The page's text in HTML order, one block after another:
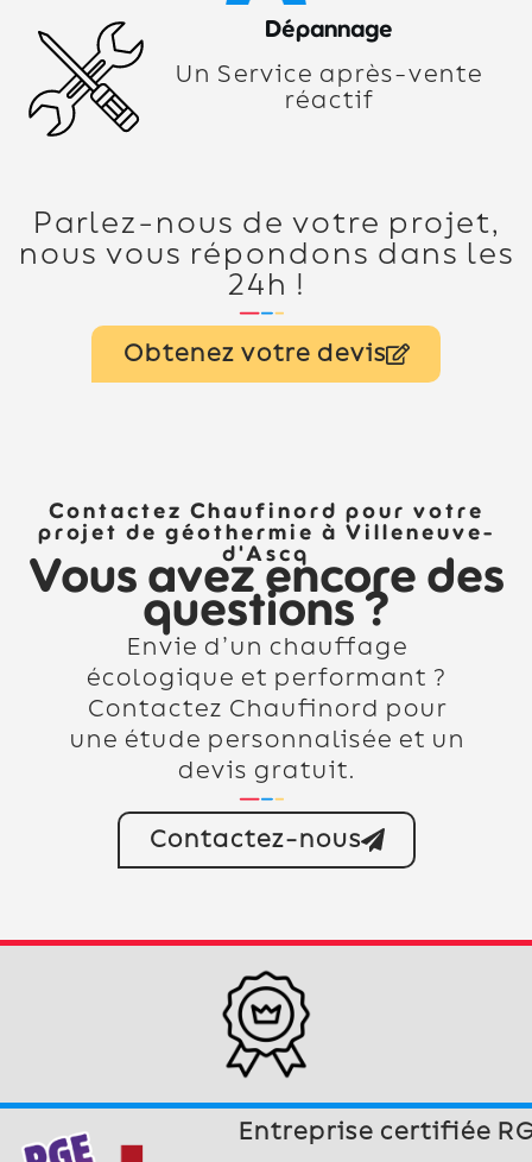
Dépannage
Un Service après-vente
réactif
Parlez-nous de votre projet,
nous vous répondons dans les
24h !
Obtenez votre devis
Contactez Chaufinord pour votre
projet de géothermie à Villeneuve-
d'Ascq
Vous avez encore des
questions ?
Envie d’un chauffage
écologique et performant ?
Contactez Chaufinord pour
une étude personnalisée et un
devis gratuit.
Contactez-nous
Entreprise certifiée